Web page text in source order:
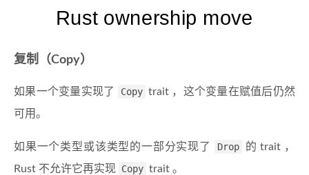
Rust ownership move
复制（Copy）
如果一个变量实现了 Copy trait ，这个变量在赋值后仍然
可用。
如果一个类型或该类型的一部分实现了 Drop
的 trait ，
Rust 不允许它再实现 Copy trait 。